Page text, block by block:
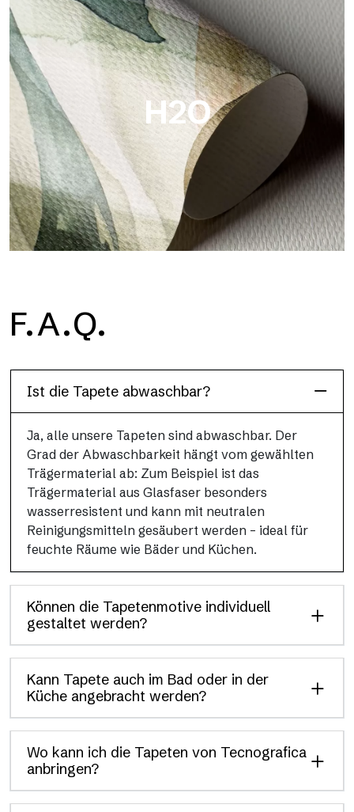
Metal
Metal ist die metallische Tapete von Tecnografica, mit
einzigartigen metallischen Reflexen, die Gold-, Silber-, Kupfer-
und satte Farben hervorheben.
H2O
H2O ist die wasserdichte Glasfaser-Badezimmertapete, ideal
für Duschkabinen und feuchte Umgebungen, mit hoher
F.A.Q.
Ist die Tapete abwaschbar?
Ja, alle unsere Tapeten sind abwaschbar. Der
Grad der Abwaschbarkeit hängt vom gewählten
Trägermaterial ab: Zum Beispiel ist das
Trägermaterial aus Glasfaser besonders
wasserresistent und kann mit neutralen
Reinigungsmitteln gesäubert werden – ideal für
feuchte Räume wie Bäder und Küchen.
Können die Tapetenmotive individuell
gestaltet werden?
Kann Tapete auch im Bad oder in der
Küche angebracht werden?
Wo kann ich die Tapeten von Tecnografica
anbringen?